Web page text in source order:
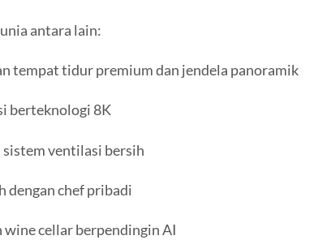
antara lain:
tempat tidur premium dan jendela panoramik
berteknologi 8K
sistem ventilasi bersih
dengan chef pribadi
wine cellar berpendingin AI